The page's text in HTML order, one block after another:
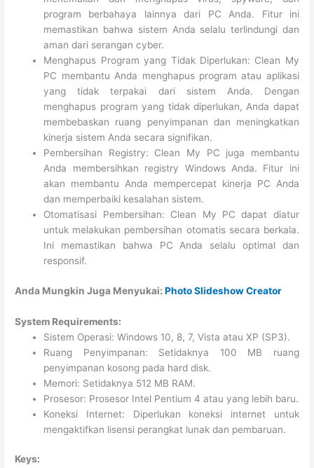
program berbahaya lainnya dari PC Anda. Fitur ini
memastikan bahwa sistem Anda selalu terlindungi dan
aman dari serangan cyber.
Menghapus Program yang Tidak Diperlukan: Clean My
PC membantu Anda menghapus program atau aplikasi
yang tidak terpakai dari sistem Anda. Dengan
menghapus program yang tidak diperlukan, Anda dapat
membebaskan ruang penyimpanan dan meningkatkan
kinerja sistem Anda secara signifikan.
Pembersihan Registry: Clean My PC juga membantu
Anda membersihkan registry Windows Anda. Fitur ini
akan membantu Anda mempercepat kinerja PC Anda
dan memperbaiki kesalahan sistem.
Otomatisasi Pembersihan: Clean My PC dapat diatur
untuk melakukan pembersihan otomatis secara berkala.
Ini memastikan bahwa PC Anda selalu optimal dan
responsif.
Anda Mungkin Juga Menyukai:Photo Slideshow Creator
System Requirements:
Sistem Operasi: Windows 10, 8, 7, Vista atau XP (SP3).
Ruang Penyimpanan: Setidaknya 100 MB ruang
penyimpanan kosong pada hard disk.
Memori: Setidaknya 512 MB RAM.
Prosesor: Prosesor Intel Pentium 4 atau yang lebih baru.
Koneksi Internet: Diperlukan koneksi internet untuk
mengaktifkan lisensi perangkat lunak dan pembaruan.
Keys: